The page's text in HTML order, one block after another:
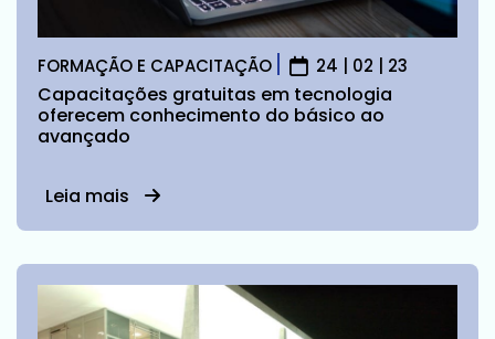
FORMAÇÃO E CAPACITAÇÃO 24 | 02 | 23
Capacitações gratuitas em tecnologia
oferecem conhecimento do básico ao
avançado
Leia mais